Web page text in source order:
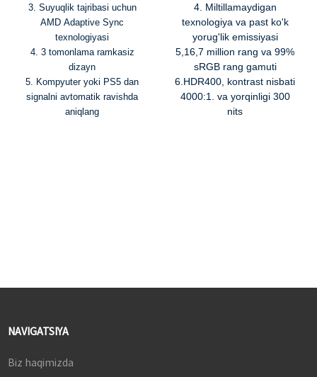
3. Suyuqlik tajribasi uchun
AMD Adaptive Sync
texnologiyasi
4. 3 tomonlama ramkasiz
dizayn
5. Kompyuter yoki PS5 dan
signalni avtomatik ravishda
aniqlang
4. Miltillamaydigan
texnologiya va past ko'k
yorug'lik emissiyasi
5,16,7 million rang va 99%
sRGB rang gamuti
6.HDR400, kontrast nisbati
4000:1. va yorqinligi 300
nits
NAVIGATSIYA
Biz haqimizda